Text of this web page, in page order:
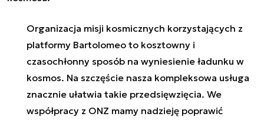
Organizacja misji kosmicznych korzystających z
platformy Bartolomeo to kosztowny i
czasochłonny sposób na wyniesienie ładunku w
kosmos. Na szczęście nasza kompleksowa usługa
znacznie ułatwia takie przedsięwzięcia. We
współpracy z ONZ mamy nadzieję poprawić